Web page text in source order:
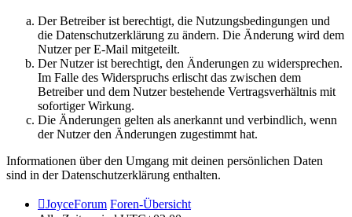
Der Betreiber ist berechtigt, die Nutzungsbedingungen und
die Datenschutzerklärung zu ändern. Die Änderung wird dem
Nutzer per E-Mail mitgeteilt.
Der Nutzer ist berechtigt, den Änderungen zu widersprechen.
Im Falle des Widerspruchs erlischt das zwischen dem
Betreiber und dem Nutzer bestehende Vertragsverhältnis mit
sofortiger Wirkung.
Die Änderungen gelten als anerkannt und verbindlich, wenn
der Nutzer den Änderungen zugestimmt hat.
Informationen über den Umgang mit deinen persönlichen Daten
sind in der Datenschutzerklärung enthalten.
JoyceForum Foren-Übersicht